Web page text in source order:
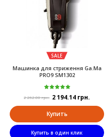
SALE
Машинка для стриження Ga.Ma
PRO9 SM1302
2 262.00 грн. 2 194.14 грн.
Купить
Купить в один клик